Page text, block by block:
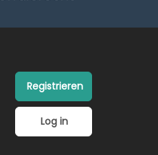
Registrieren
Log in